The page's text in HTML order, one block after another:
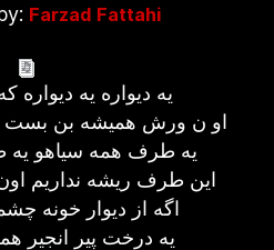
Farzad Fattahi
یه دیواره یه دیواره
او ن ورش همیشه بن بست
یه طرف همه سیاهو
این طرف ریشه نداریم
اگه از دیوار خونه
یه درخت پیر انجیر